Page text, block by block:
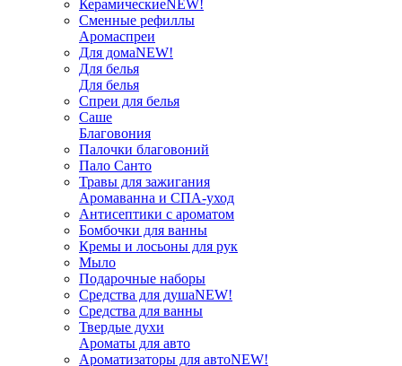
КерамическиеNEW!
Сменные рефиллы
Аромаспреи
Для домаNEW!
Для белья
Для белья
Спреи для белья
Саше
Благовония
Палочки благовоний
Пало Санто
Травы для зажигания
Аромаванна и СПА-уход
Антисептики с ароматом
Бомбочки для ванны
Кремы и лосьоны для рук
Мыло
Подарочные наборы
Средства для душаNEW!
Средства для ванны
Твердые духи
Ароматы для авто
Ароматизаторы для автоNEW!